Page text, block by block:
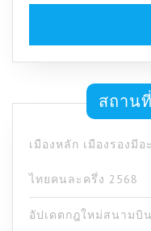
สถาน
เมืองหลัก เมืองรองมี
ไทยคนละครึ่ง 2568
อัปเดตกฎใหม่สนามบิ